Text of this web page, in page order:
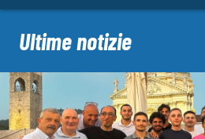
Ultime notizie